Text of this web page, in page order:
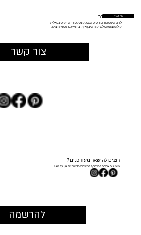
צור קשר
לורם איפסום דולור סיט אמט, קונסקטורר אדיפיסינג אלית
קולהע צופעט למרקוח איבן איף, ברומץ כלרשט מיחוצים.
בואו נדבר
צור קשר
מזמינים אתכם להצטרף לרשימת הדיוור של גנן על הגג.
רוצים להישאר מעודכנים?
להרשמה